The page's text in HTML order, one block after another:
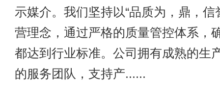
示媒介。我们坚持以“品质为，鼎，信
营理念，通过严格的质量管控体系，
都达到行业标准。公司拥有成熟的生
的服务团队，支持产......